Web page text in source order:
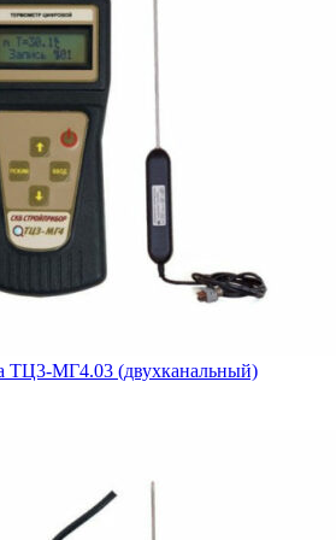
ТЦ3-МГ4.03 (двухканальный)